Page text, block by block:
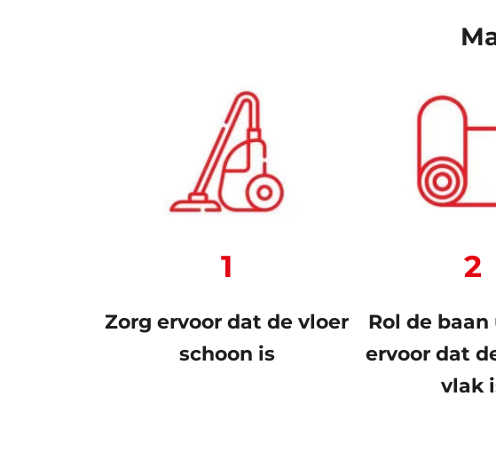
1
Zorg ervoor dat de vloer
schoon is
2
Rol de
ervoor dat
vlak